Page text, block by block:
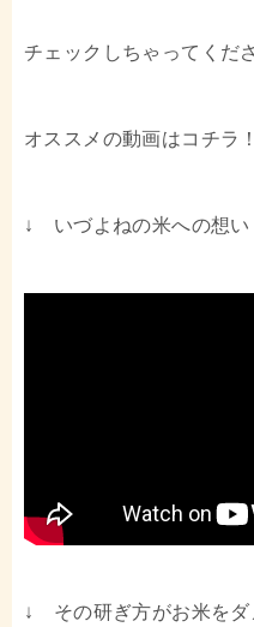
チェックしちゃってくだ
オススメの動画はコチラ！
↓ いづよねの米への想い
↓ その研ぎ方がお米を